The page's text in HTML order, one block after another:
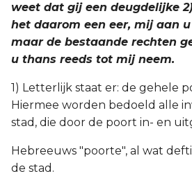
weet dat gij een deugdelijke
het daarom een eer, mij aan
maar de bestaande rechten
u thans reeds tot mij neem.
1) Letterlijk staat er: de gehele
Hiermee worden bedoeld alle
stad, die door de poort in- en
Hebreeuws "poorte", al wat
de stad.